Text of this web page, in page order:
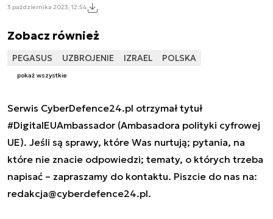
3 października 2023, 12:54
Zobacz również
PEGASUS UZBROJENIE IZRAEL POLSKA
pokaż wszystkie
Serwis CyberDefence24.pl otrzymał tytuł
#DigitalEUAmbassador (Ambasadora polityki cyfrowej
UE). Jeśli są sprawy, które Was nurtują; pytania, na
które nie znacie odpowiedzi; tematy, o których trzeba
napisać – zapraszamy do kontaktu. Piszcie do nas na:
redakcja@cyberdefence24.pl.